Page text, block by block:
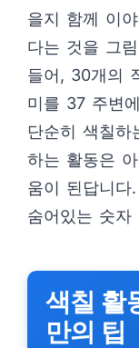
을지 함께 이
다는 것을 그
들어, 30개의
미를 37 주변
단순히 색칠
하는 활동은
움이 된답니다
숨어있는 숫자
색칠 활
만의 팁